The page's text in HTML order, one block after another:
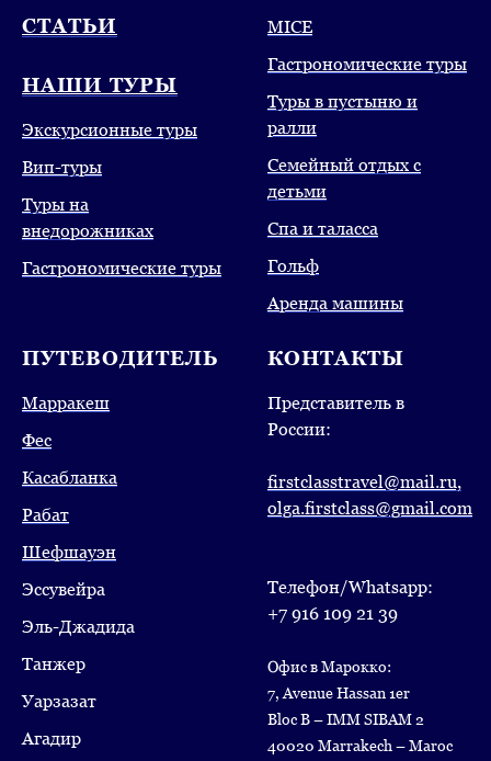
СТАТЬИ
НАШИ ТУРЫ
Экскурсионные туры
Вип-туры
Туры на
внедорожниках
Гастрономические туры
MICE
Гастрономические туры
Туры в пустыню и
ралли
Семейный отдых с
детьми
Спа и таласса
Гольф
Аренда машины
ПУТЕВОДИТЕЛЬ
Марракеш
Фес
Касабланка
Рабат
Шефшауэн
Эссувейра
Эль-Джадида
Танжер
Уарзазат
Агадир
КОНТАКТЫ
Представитель в
России:
firstclasstravel@mail.ru,
olga.firstclass@gmail.com
Телефон/Whatsapp:
+7 916 109 21 39
Офис в Марокко:
7, Avenue Hassan 1er
Bloc B – IMM SIBAM 2
40020 Marrakech – Maroc